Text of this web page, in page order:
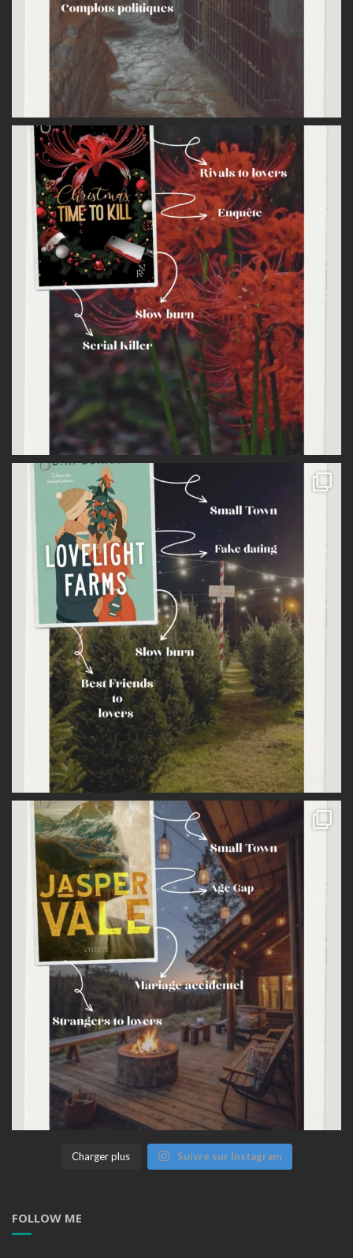
Charger plus Suivre sur Instagram
FOLLOW ME